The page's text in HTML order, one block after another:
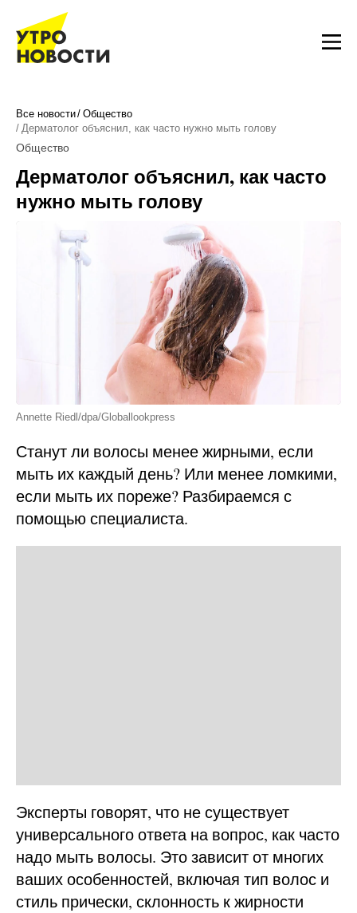
Все новости Общество
Дерматолог объяснил, как часто нужно мыть голову
Общество
Дерматолог объяснил, как часто
нужно мыть голову
Annette Riedl/dpa/Globallookpress
Станут ли волосы менее жирными, если
мыть их каждый день? Или менее ломкими,
если мыть их пореже? Разбираемся с
помощью специалиста.
Эксперты говорят, что не существует
универсального ответа на вопрос, как часто
надо мыть волосы. Это зависит от многих
ваших особенностей, включая тип волос и
стиль прически, склонность к жирности